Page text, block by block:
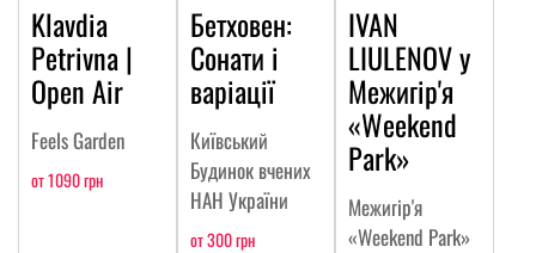
Klavdia
Petrivna |
Open Air
Feels Garden
от 1090 грн
Бетховен:
Сонати і
варіації
Київський
Будинок вчених
НАН України
от 300 грн
IVAN
LIULENOV у
Межигір'я
«Weekend
Park»
Межигір'я
«Weekend Park»